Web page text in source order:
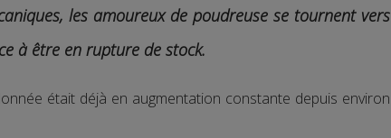
les amoureux de poudreuse se tournent vers
à être en rupture de stock.
était déjà en augmentation constante depuis environ